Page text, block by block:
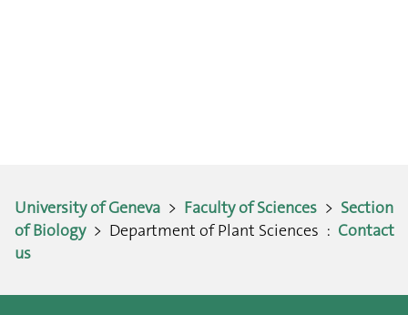
University of Geneva > Faculty of Sciences > Section
of Biology> Department of Plant Sciences : Contact
us